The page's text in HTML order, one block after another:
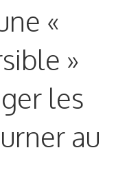
«
»
les
au